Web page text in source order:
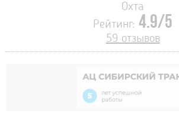
Охта
Рейтинг: 4.9/5
59 отзывов